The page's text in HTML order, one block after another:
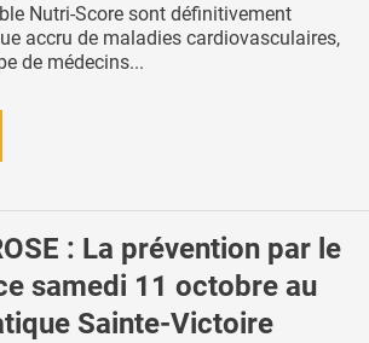
Nutri-Score sont définitivement
accru de maladies cardiovasculaires,
de médecins...
: La prévention par le
samedi 11 octobre au
Sainte-Victoire